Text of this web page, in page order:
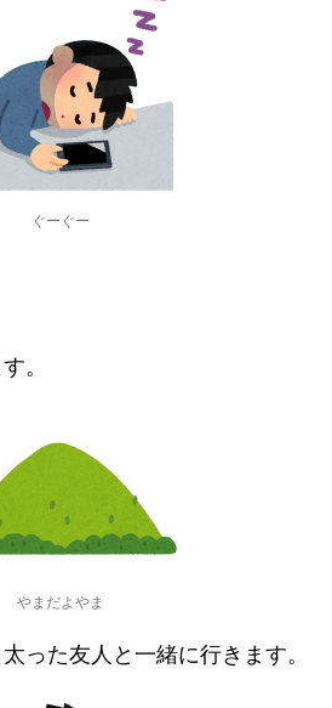
ぐーぐー
。
やまだよやま
った友人と一緒に行きます。